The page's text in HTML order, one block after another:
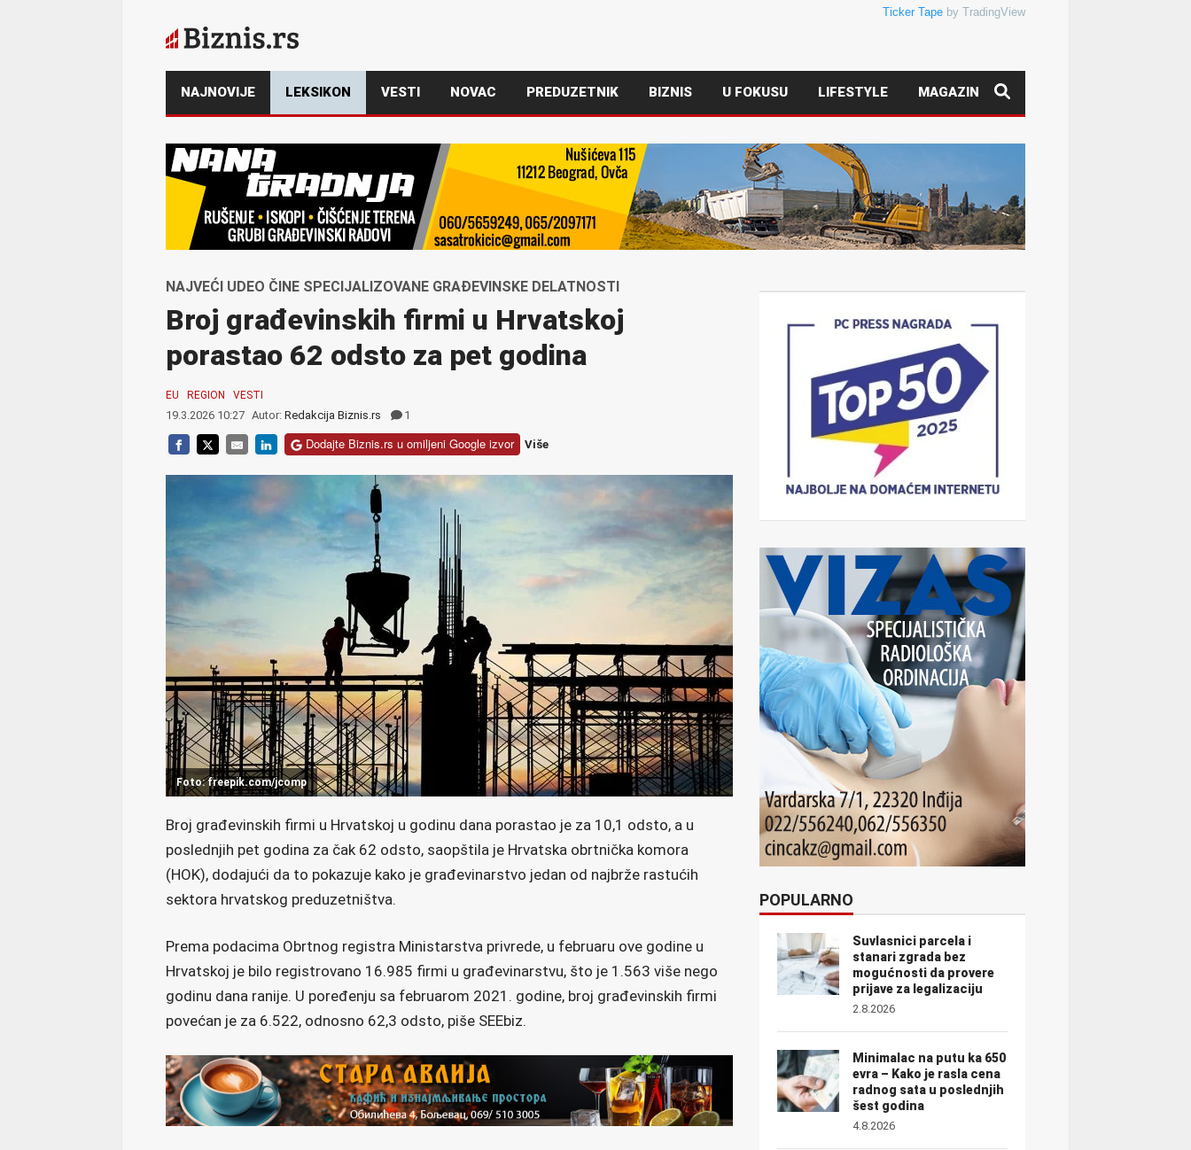
Ticker Tape by TradingView
NAJNOVIJE LEKSIKON VESTI NOVAC PREDUZETNIK BIZNIS U FOKUSU LIFESTYLE MAGAZIN
NAJVEĆI UDEO ČINE SPECIJALIZOVANE GRAĐEVINSKE DELATNOSTI
Broj građevinskih firmi u Hrvatskoj
porastao 62 odsto za pet godina
EU REGION VESTI
19.3.2026 10:27 Autor: Redakcija Biznis.rs 1
Dodajte Biznis.rs u omiljeni Google izvor Više
Foto: freepik.com/jcomp
Broj građevinskih firmi u Hrvatskoj u godinu dana porastao je za 10,1 odsto, a u
poslednjih pet godina za čak 62 odsto, saopštila je Hrvatska obrtnička komora
(HOK), dodajući da to pokazuje kako je građevinarstvo jedan od najbrže rastućih
sektora hrvatskog preduzetništva.
Prema podacima Obrtnog registra Ministarstva privrede, u februaru ove godine u
Hrvatskoj je bilo registrovano 16.985 firmi u građevinarstvu, što je 1.563 više nego
godinu dana ranije. U poređenju sa februarom 2021. godine, broj građevinskih firmi
povećan je za 6.522, odnosno 62,3 odsto, piše SEEbiz.
POPULARNO
Suvlasnici parcela i
stanari zgrada bez
mogućnosti da provere
prijave za legalizaciju
2.8.2026
Minimalac na putu ka 650
evra – Kako je rasla cena
radnog sata u poslednjih
šest godina
4.8.2026